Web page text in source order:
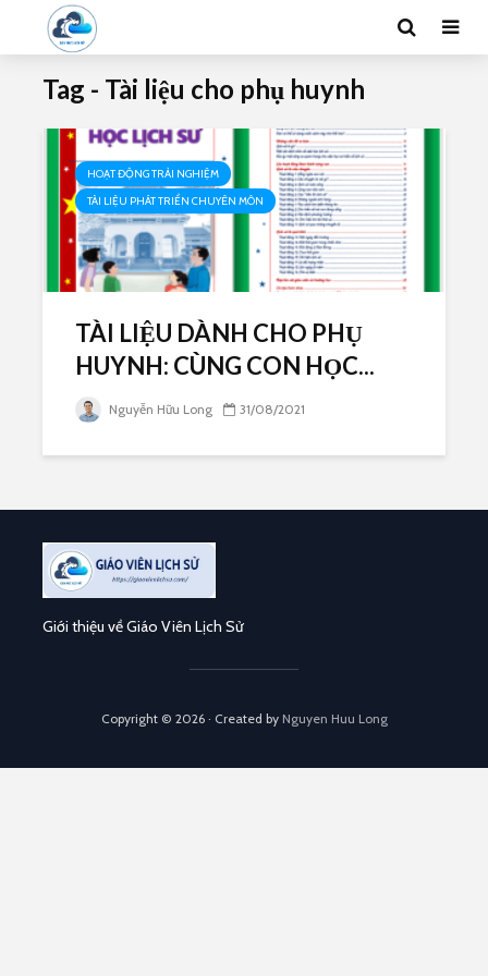
Tag - Tài liệu cho phụ huynh
HOẠT ĐỘNG TRẢI NGHIỆM
TÀI LIỆU PHÁT TRIỂN CHUYÊN MÔN
TÀI LIỆU DÀNH CHO PHỤ
HUYNH: CÙNG CON HỌC...
Nguyễn Hữu Long 31/08/2021
Giới thiệu về Giáo Viên Lịch Sử
Copyright © 2026 · Created by Nguyen Huu Long